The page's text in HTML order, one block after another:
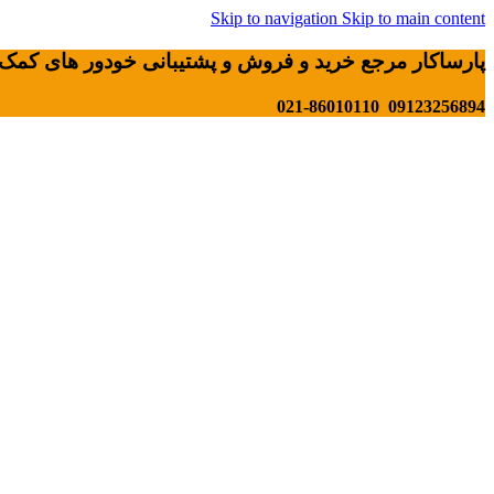
Skip to navigation Skip to main content
پارساکار مرجع خرید و فروش و پشتیبانی خودور های کمک
09123256894 021-86010110